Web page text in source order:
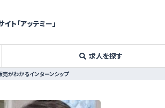
ト「アッテミー」
求人を探す
がわかるインターンシップ